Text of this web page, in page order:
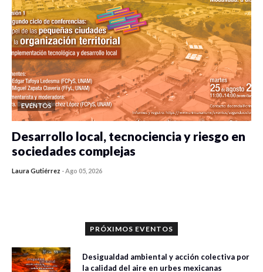
EVENTOS
Desarrollo local, tecnociencia y riesgo en
sociedades complejas
Laura Gutiérrez -Ago 05, 2026
PRÓXIMOS EVENTOS
Desigualdad ambiental y acción colectiva por
la calidad del aire en urbes mexicanas